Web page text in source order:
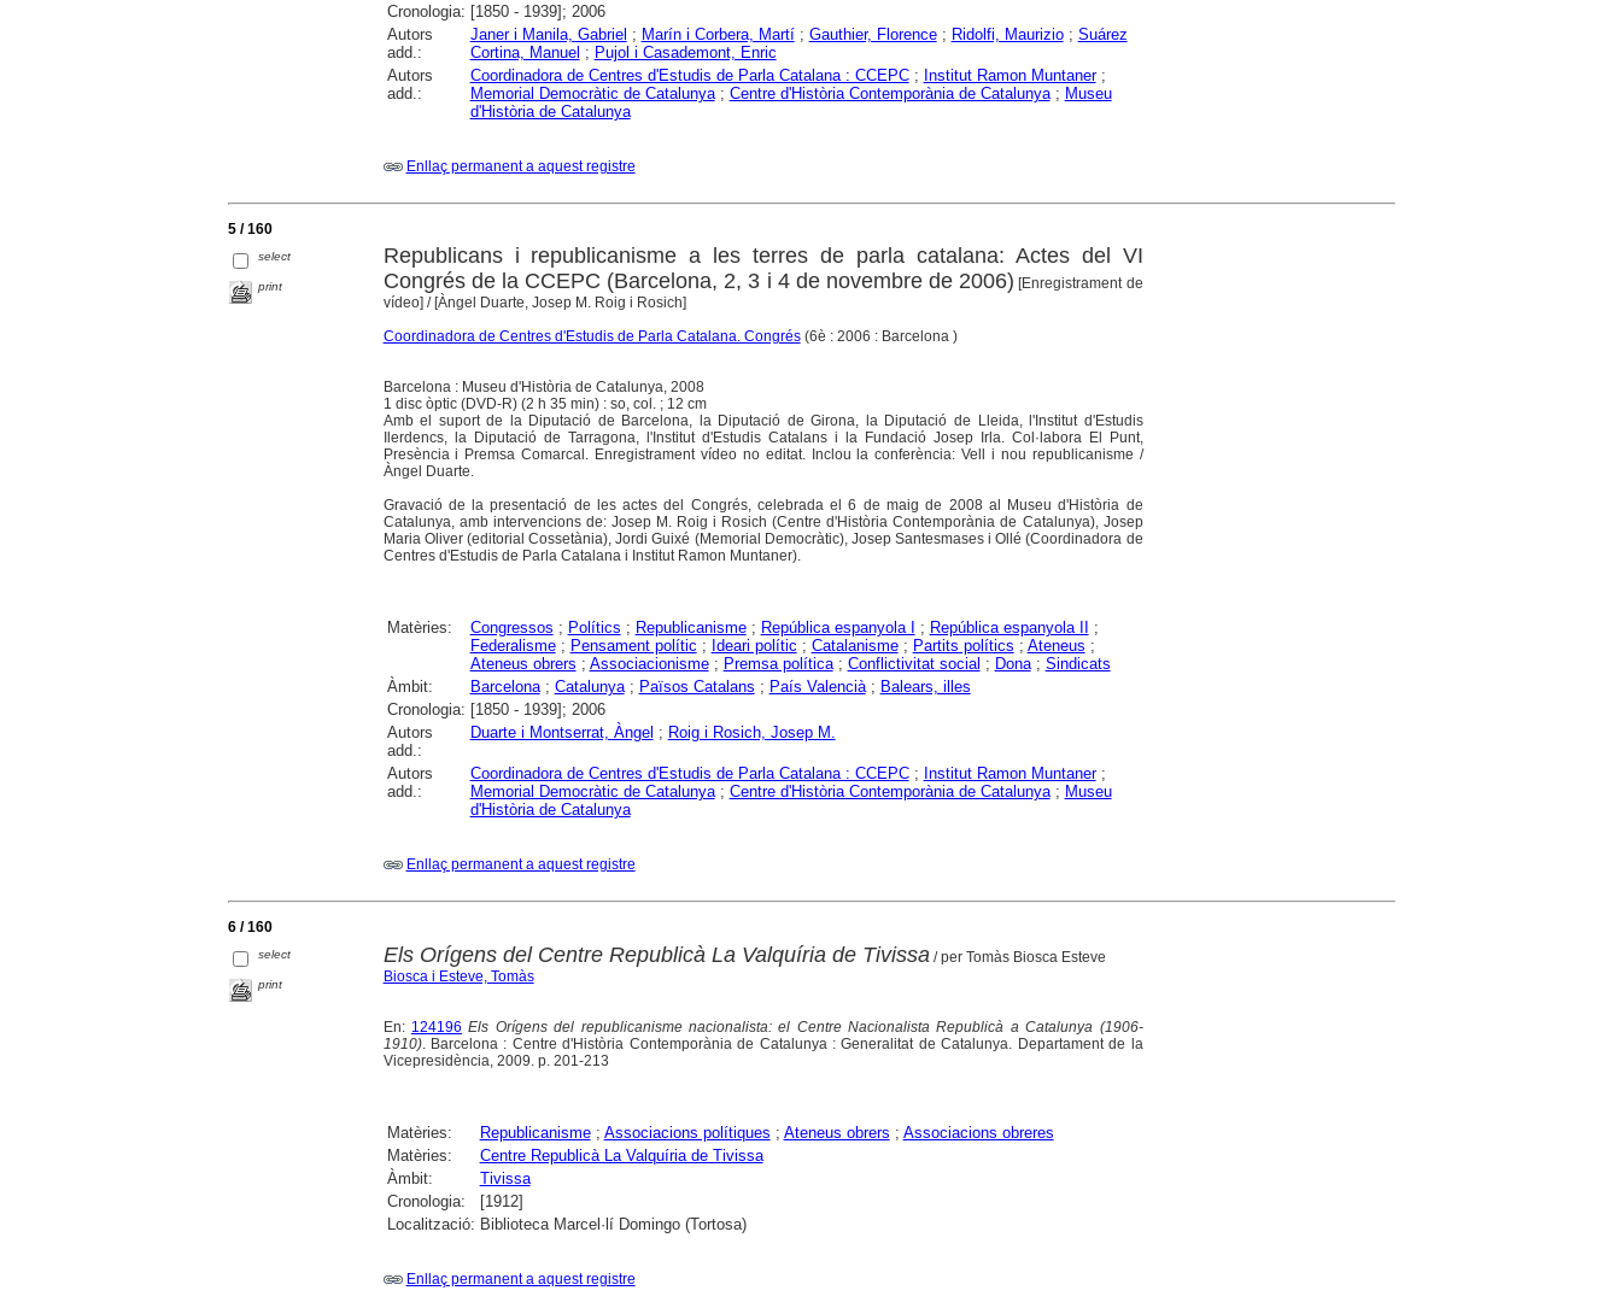
Cronologia: [1850 - 1939]; 2006
Autors
add.:
Janer i Manila, Gabriel ; Marín i Corbera, Martí; Gauthier, Florence; Ridolfi, Maurizio; Suárez
Cortina, Manuel ; Pujol i Casademont, Enric
Autors
add.:
Coordinadora de Centres d'Estudis de Parla Catalana : CCEPC; Institut Ramon Muntaner;
Memorial Democràtic de Catalunya; Centre d'Història Contemporània de Catalunya; Museu
d'Història de Catalunya
Enllaç permanent a aquest registre
5 / 160
select
print
Republicans i republicanisme a les terres de parla catalana: Actes del VI
Congrés de la CCEPC (Barcelona, 2, 3 i 4 de novembre de 2006) [Enregistrament de
vídeo] / [Àngel Duarte, Josep M. Roig i Rosich]
Coordinadora de Centres d'Estudis de Parla Catalana. Congrés(6è : 2006 : Barcelona )
Barcelona : Museu d'Història de Catalunya, 2008
1 disc òptic (DVD-R) (2 h 35 min) : so, col. ; 12 cm
Amb el suport de la Diputació de Barcelona, la Diputació de Girona, la Diputació de Lleida, l'Institut d'Estudis
Ilerdencs, la Diputació de Tarragona, l'Institut d'Estudis Catalans i la Fundació Josep Irla. Col·labora El Punt,
Presència i Premsa Comarcal. Enregistrament vídeo no editat. Inclou la conferència: Vell i nou republicanisme /
Àngel Duarte.
Gravació de la presentació de les actes del Congrés, celebrada el 6 de maig de 2008 al Museu d'Història de
Catalunya, amb intervencions de: Josep M. Roig i Rosich (Centre d'Història Contemporània de Catalunya), Josep
Maria Oliver (editorial Cossetània), Jordi Guixé (Memorial Democràtic), Josep Santesmases i Ollé (Coordinadora de
Centres d'Estudis de Parla Catalana i Institut Ramon Muntaner).
Matèries: Congressos ; Polítics ; Republicanisme; República espanyola I ; República espanyola II
;
Federalisme; Pensament polític ; Ideari polític ; Catalanisme; Partits polítics ; Ateneus ;
Ateneus obrers ; Associacionisme; Premsa política; Conflictivitat social ; Dona; Sindicats
Àmbit:
Barcelona; Catalunya; Països Catalans ; País Valencià; Balears, illes
Cronologia: [1850 - 1939]; 2006
Autors
add.:
Duarte i Montserrat, Àngel ; Roig i Rosich, Josep M.
Autors
add.:
Coordinadora de Centres d'Estudis de Parla Catalana : CCEPC; Institut Ramon Muntaner;
Memorial Democràtic de Catalunya; Centre d'Història Contemporània de Catalunya; Museu
d'Història de Catalunya
Enllaç permanent a aquest registre
6 / 160
select
print
Els Orígens del Centre Republicà La Valquíria de Tivissa / per Tomàs Biosca Esteve
Biosca i Esteve, Tomàs
En: 124196 Els Orígens del republicanisme nacionalista: el Centre Nacionalista Republicà a Catalunya (1906-
1910). Barcelona : Centre d'Història Contemporània de Catalunya : Generalitat de Catalunya. Departament de la
Vicepresidència, 2009. p. 201-213
Matèries: Republicanisme; Associacions polítiques ; Ateneus obrers ; Associacions obreres
Matèries:
Centre Republicà La Valquíria de Tivissa
Àmbit:
Tivissa
Cronologia:
[1912]
Localització: Biblioteca Marcel·lí Domingo (Tortosa)
Enllaç permanent a aquest registre